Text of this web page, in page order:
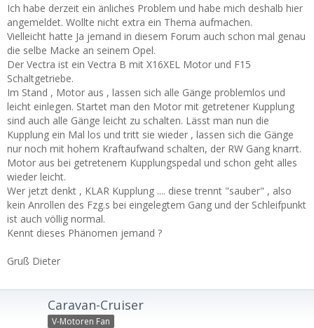
Ich habe derzeit ein änliches Problem und habe mich deshalb hier
angemeldet. Wollte nicht extra ein Thema aufmachen.
Vielleicht hatte Ja jemand in diesem Forum auch schon mal genau
die selbe Macke an seinem Opel.
Der Vectra ist ein Vectra B mit X16XEL Motor und F15
Schaltgetriebe.
Im Stand , Motor aus , lassen sich alle Gänge problemlos und
leicht einlegen. Startet man den Motor mit getretener Kupplung
sind auch alle Gänge leicht zu schalten. Lässt man nun die
Kupplung ein Mal los und tritt sie wieder , lassen sich die Gänge
nur noch mit hohem Kraftaufwand schalten, der RW Gang knarrt.
Motor aus bei getretenem Kupplungspedal und schon geht alles
wieder leicht.
Wer jetzt denkt , KLAR Kupplung .... diese trennt "sauber" , also
kein Anrollen des Fzg.s bei eingelegtem Gang und der Schleifpunkt
ist auch völlig normal.
Kennt dieses Phänomen jemand ?
Gruß Dieter
Caravan-Cruiser
V-Motoren Fan